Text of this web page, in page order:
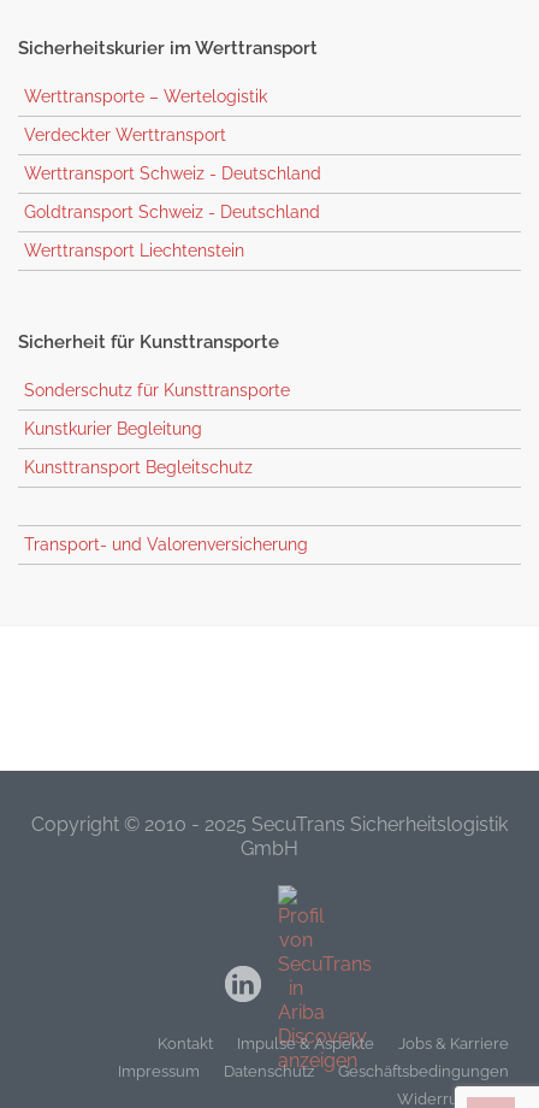
Sicherheitskurier im Werttransport
Werttransporte – Wertelogistik
Verdeckter Werttransport
Werttransport Schweiz - Deutschland
Goldtransport Schweiz - Deutschland
Werttransport Liechtenstein
Sicherheit für Kunsttransporte
Sonderschutz für Kunsttransporte
Kunstkurier Begleitung
Kunsttransport Begleitschutz
Transport- und Valorenversicherung
Copyright © 2010 - 2025 SecuTrans Sicherheitslogistik
GmbH
Jobs & Karriere
Impulse & Aspekte
Kontakt
Geschäftsbedingungen
Datenschutz
Impressum
Widerrufsrecht